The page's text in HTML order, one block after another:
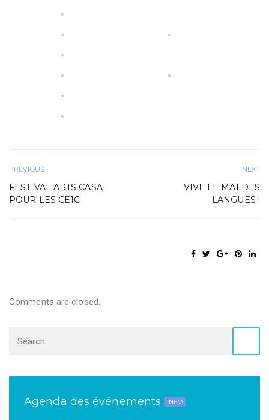
PREVIOUS
FESTIVAL ARTS CASA
POUR LES CE1C
NEXT
VIVE LE MAI DES
LANGUES !
Comments are closed.
Agenda des événements INFO